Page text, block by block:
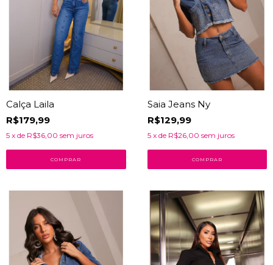
Calça Laila
R$179,99
5 x de R$36,00 sem juros
COMPRAR
Saia Jeans Ny
R$129,99
5 x de R$26,00 sem juros
COMPRAR